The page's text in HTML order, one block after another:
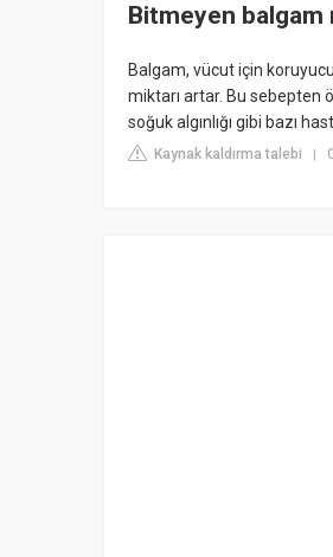
Bitmeyen balgam
Balgam, vücut için koruyucu
miktarı artar. Bu sebepten
soğuk algınlığı gibi bazı
Kaynak kaldırma talebi |